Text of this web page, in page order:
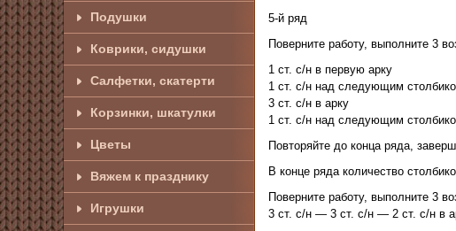
Подушки
Коврики, сидушки
Салфетки, скатерти
Корзинки, шкатулки
Цветы
Вяжем к празднику
Игрушки
5-й ряд
Поверните работу, выполните 3
1 ст. с/н в первую арку
1 ст. с/н над следующим
3 ст. с/н в арку
1 ст. с/н над следующим
Повторяйте до конца ряда,
В конце ряда количество
Поверните работу, выполните 3
3 ст. с/н — 3 ст. с/н — 2 ст. с/н в